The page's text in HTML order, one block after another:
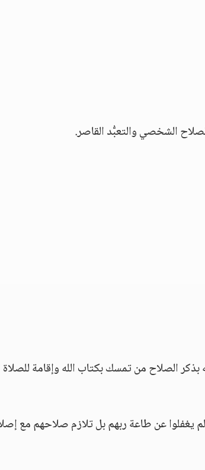
الشخصي والتعبُّد القاصر.
بذكر الصلاح من تمسك بكتاب الله وإقامة
يغفلوا عن طاعة ربهم بل تلازم صلاحهم مع